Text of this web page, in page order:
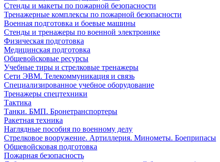
Стенды и макеты по пожарной безопасности
Тренажерные комплексы по пожарной безопасности
Военная подготовка и боевые машины
Стенды и тренажеры по военной электронике
Физическая подготовка
Медицинская подготовка
Общевойсковые ресурсы
Учебные тиры и стрелковые тренажеры
Сети ЭВМ. Телекоммуникация и связь
Специализированное учебное оборудование
Тренажеры спецтехники
Тактика
Танки. БМП. Бронетранспортеры
Ракетная техника
Наглядные пособия по военному делу
Стрелковое вооружение. Артиллерия. Минометы. Боеприпасы
Общевойсковая подготовка
Пожарная безопасность